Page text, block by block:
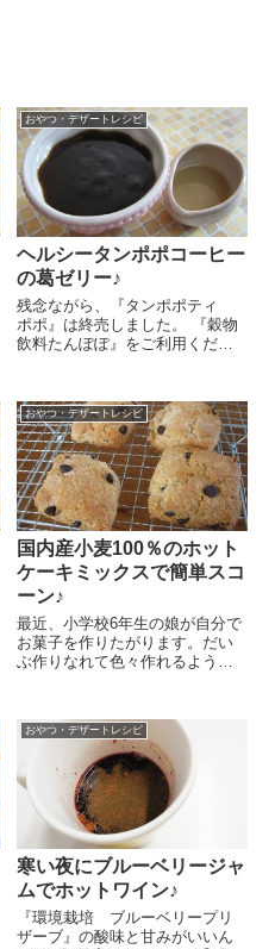
おやつ・デザートレシピ
ヘルシータンポポコーヒー
の葛ゼリー♪
残念ながら、『タンポポティ
ポポ』は終売しました。 『穀物
飲料たんぽぽ』をご利用くださ
を使ったおやつがおススメ♪今日
は体にいい野草、タンポポの根
のエキスを使った『タンポポ
テ...
おやつ・デザートレシピ
国内産小麦100％のホット
ケーキミックスで簡単スコ
ーン♪
最近、小学校6年生の娘が自分で
お菓子を作りたがります。だい
ぶ作りなれて色々作れるように
るなぁ、と思い、今日はお手軽
にホットケーキミックスを使う
スコーンの作り方を教えてあげ
ましたよ～＼(...
おやつ・デザートレシピ
寒い夜にブルーベリージャ
ムでホットワイン♪
『環境栽培 ブルーベリープリ
ザーブ』の酸味と甘みがいいん